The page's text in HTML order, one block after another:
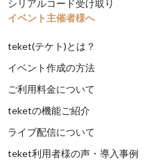
シリアルコード受け取り
イベント主催者様へ
teket(テケト)とは？
イベント作成の方法
ご利用料金について
teketの機能ご紹介
ライブ配信について
teket利用者様の声・導入事例